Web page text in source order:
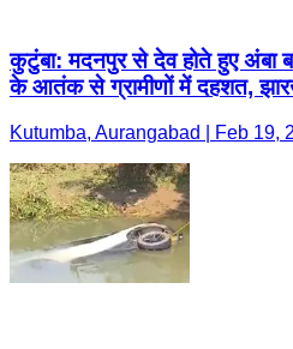
कुटुंबा: मदनपुर से देव होते हुए अंबा
के आतंक से ग्रामीणों में दहशत,
Kutumba, Aurangabad | Feb 19,